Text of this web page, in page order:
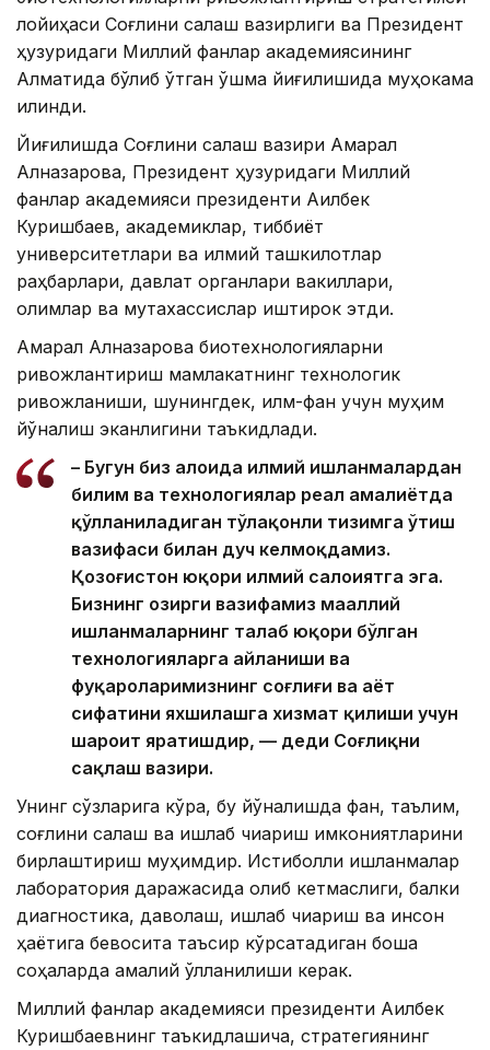
лойиҳаси Соғлиқни сақлаш вазирлиги ва Президент
ҳузуридаги Миллий фанлар академиясининг
Алматида бўлиб ўтган қўшма йиғилишида муҳокама
қилинди.
Йиғилишда Соғлиқни сақлаш вазири Ақмарал
Алназарова, Президент ҳузуридаги Миллий
фанлар академияси президенти Ақилбек
Куришбаев, академиклар, тиббиёт
университетлари ва илмий ташкилотлар
раҳбарлари, давлат органлари вакиллари,
олимлар ва мутахассислар иштирок этди.
Ақмарал Алназарова биотехнологияларни
ривожлантириш мамлакатнинг технологик
ривожланиши, шунингдек, илм-фан учун муҳим
йўналиш эканлигини таъкидлади.
– Бугун биз алоҳида илмий ишланмалардан
билим ва технологиялар реал амалиётда
қўлланиладиган тўлақонли тизимга ўтиш
вазифаси билан дуч келмоқдамиз.
Қозоғистон юқори илмий салоҳиятга эга.
Бизнинг ҳозирги вазифамиз маҳаллий
ишланмаларнинг талаб юқори бўлган
технологияларга айланиши ва
фуқароларимизнинг соғлиғи ва ҳаёт
сифатини яхшилашга хизмат қилиши учун
шароит яратишдир, — деди Соғлиқни
сақлаш вазири.
Унинг сўзларига кўра, бу йўналишда фан, таълим,
соғлиқни сақлаш ва ишлаб чиқариш имкониятларини
бирлаштириш муҳимдир. Истиқболли ишланмалар
лаборатория даражасида қолиб кетмаслиги, балки
диагностика, даволаш, ишлаб чиқариш ва инсон
ҳаётига бевосита таъсир кўрсатадиган бошқа
соҳаларда амалий қўлланилиши керак.
Миллий фанлар академияси президенти Ақилбек
Куришбаевнинг таъкидлашича, стратегиянинг